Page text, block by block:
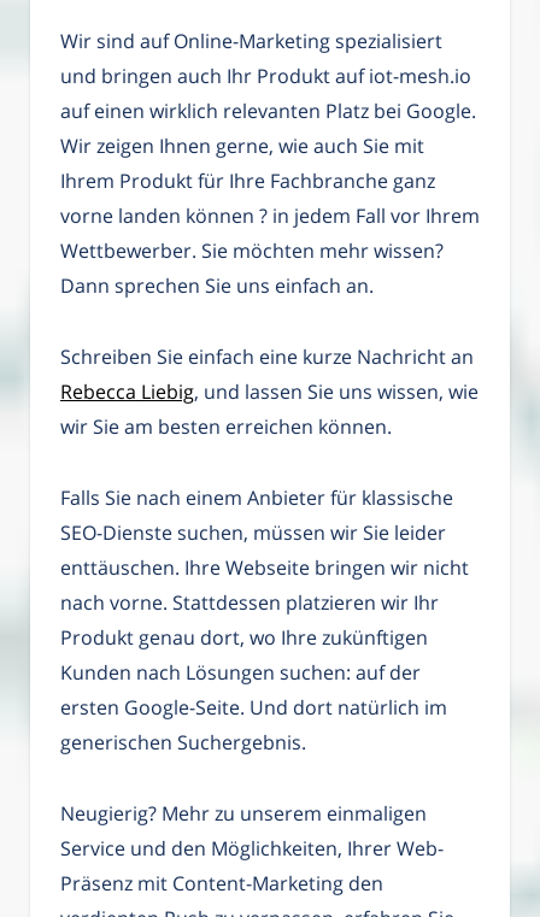
Wir sind auf Online-Marketing spezialisiert
und bringen auch Ihr Produkt auf iot-mesh.io
auf einen wirklich relevanten Platz bei Google.
Wir zeigen Ihnen gerne, wie auch Sie mit
Ihrem Produkt für Ihre Fachbranche ganz
vorne landen können ? in jedem Fall vor Ihrem
Wettbewerber. Sie möchten mehr wissen?
Dann sprechen Sie uns einfach an.
Schreiben Sie einfach eine kurze Nachricht an
Rebecca Liebig, und lassen Sie uns wissen, wie
wir Sie am besten erreichen können.
Falls Sie nach einem Anbieter für klassische
SEO-Dienste suchen, müssen wir Sie leider
enttäuschen. Ihre Webseite bringen wir nicht
nach vorne. Stattdessen platzieren wir Ihr
Produkt genau dort, wo Ihre zukünftigen
Kunden nach Lösungen suchen: auf der
ersten Google-Seite. Und dort natürlich im
generischen Suchergebnis.
Neugierig? Mehr zu unserem einmaligen
Service und den Möglichkeiten, Ihrer Web-
Präsenz mit Content-Marketing den